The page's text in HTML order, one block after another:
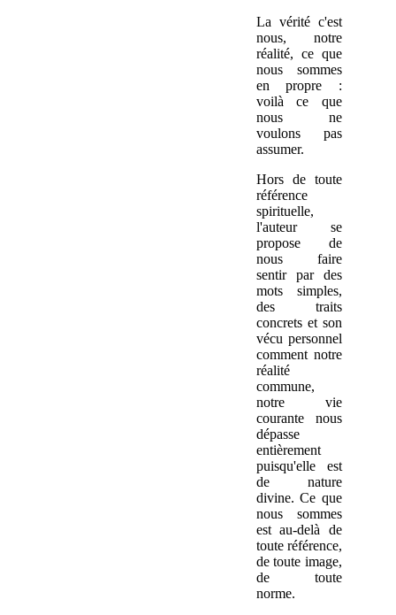
La vérité c'est
nous, notre
réalité, ce que
nous sommes
en propre :
voilà ce que
nous ne
voulons pas
assumer.
Hors de toute
référence
spirituelle,
l'auteur se
propose de
nous faire
sentir par des
mots simples,
des traits
concrets et son
vécu personnel
comment notre
réalité
commune,
notre vie
courante nous
dépasse
entièrement
puisqu'elle est
de nature
divine. Ce que
nous sommes
est au-delà de
toute référence,
de toute image,
de toute
norme.